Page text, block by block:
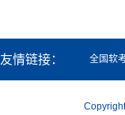
友情链接： 全国软